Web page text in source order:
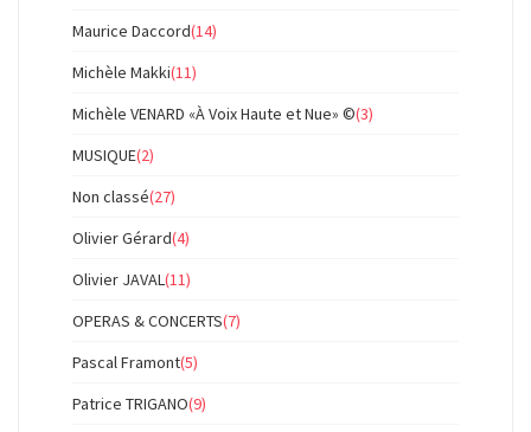
Maurice Daccord(14)
Michèle Makki(11)
Michèle VENARD «À Voix Haute et Nue» ©(3)
MUSIQUE(2)
Non classé(27)
Olivier Gérard(4)
Olivier JAVAL(11)
OPERAS & CONCERTS(7)
Pascal Framont(5)
Patrice TRIGANO(9)